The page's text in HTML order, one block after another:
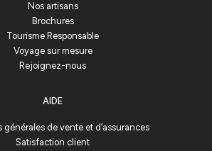
Nos artisans
Brochures
Tourisme Responsable
Voyage sur mesure
Rejoignez-nous
AIDE
générales de vente et d’assurances
Satisfaction client